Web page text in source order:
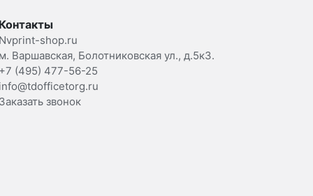
shop.ru
Варшавская, Болотниковская ул., д.5к3.
(495) 477-56-25
звонок